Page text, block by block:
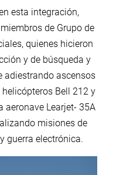
esta integración,
de Grupo de
quienes hicieron
y de búsqueda y
adiestrando ascensos
Bell 212 y
aeronave Learjet- 35A
misiones de
guerra electrónica.